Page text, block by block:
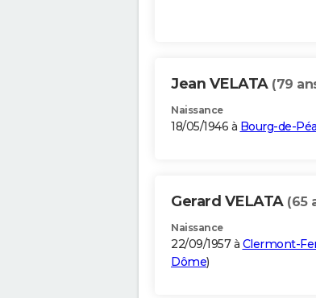
Jean VELATA (79
Naissance
18/05/1946 à Bourg-de-
Gerard VELATA (65
Naissance
22/09/1957 à Clermont-
Dôme)